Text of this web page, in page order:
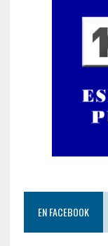
EN FACEBOOK